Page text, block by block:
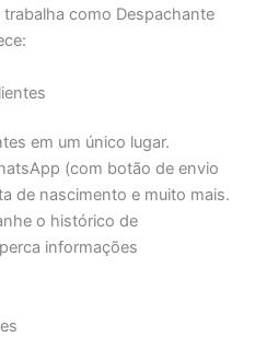
como Despachante
em um único lugar.
(com botão de envio
de nascimento e muito mais.
o histórico de
informações